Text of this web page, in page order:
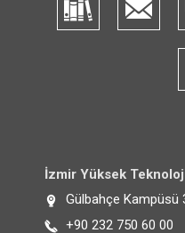
İzmir Yüksek
Gülbahçe Kampüsü
+90 232 750 60 00